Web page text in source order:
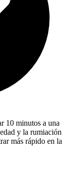
10 minutos a una
y la rumiación
más rápido en la